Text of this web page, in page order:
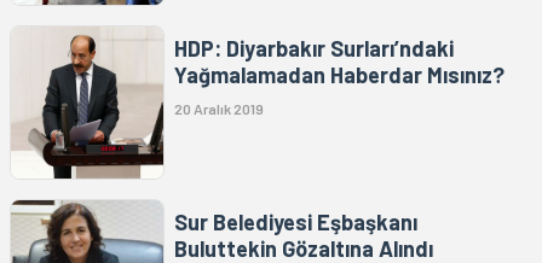
HDP: Diyarbakır Surları’ndaki
Yağmalamadan Haberdar Mısınız?
20 Aralık 2019
Sur Belediyesi Eşbaşkanı
Buluttekin Gözaltına Alındı